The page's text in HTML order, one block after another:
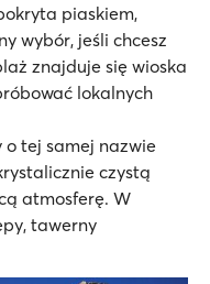
piaskiem,
wybór, jeśli chcesz
znajduje się wioska
lokalnych
o tej samej nazwie
czystą
atmosferę. W
tawerny